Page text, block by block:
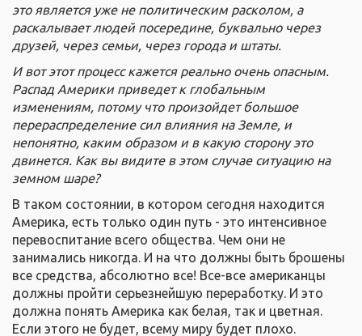
это является уже не политическим расколом, а
раскалывает людей посередине, буквально через
друзей, через семьи, через города и штаты.
И вот этот процесс кажется реально очень опасным.
Распад Америки приведет к глобальным
изменениям, потому что произойдет большое
перераспределение сил влияния на Земле, и
непонятно, каким образом и в какую сторону это
двинется. Как вы видите в этом случае ситуацию на
земном шаре?
В таком состоянии, в котором сегодня находится
Америка, есть только один путь - это интенсивное
перевоспитание всего общества. Чем они не
занимались никогда. И на что должны быть брошены
все средства, абсолютно все! Все-все американцы
должны пройти серьезнейшую переработку. И это
должна понять Америка как белая, так и цветная.
Если этого не будет, всему миру будет плохо.